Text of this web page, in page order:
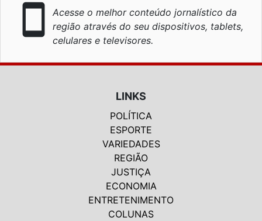
smartphone
Acesse o melhor conteúdo jornalístico da
região através do seu dispositivos, tablets,
celulares e televisores.
LINKS
POLÍTICA
ESPORTE
VARIEDADES
REGIÃO
JUSTIÇA
ECONOMIA
ENTRETENIMENTO
COLUNAS